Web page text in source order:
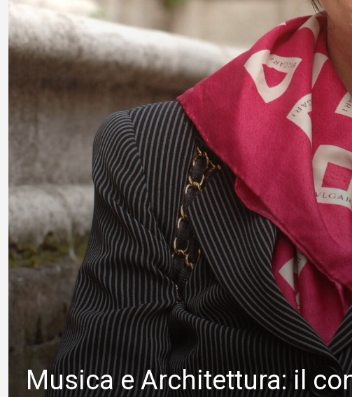
Musica e Architettura: il